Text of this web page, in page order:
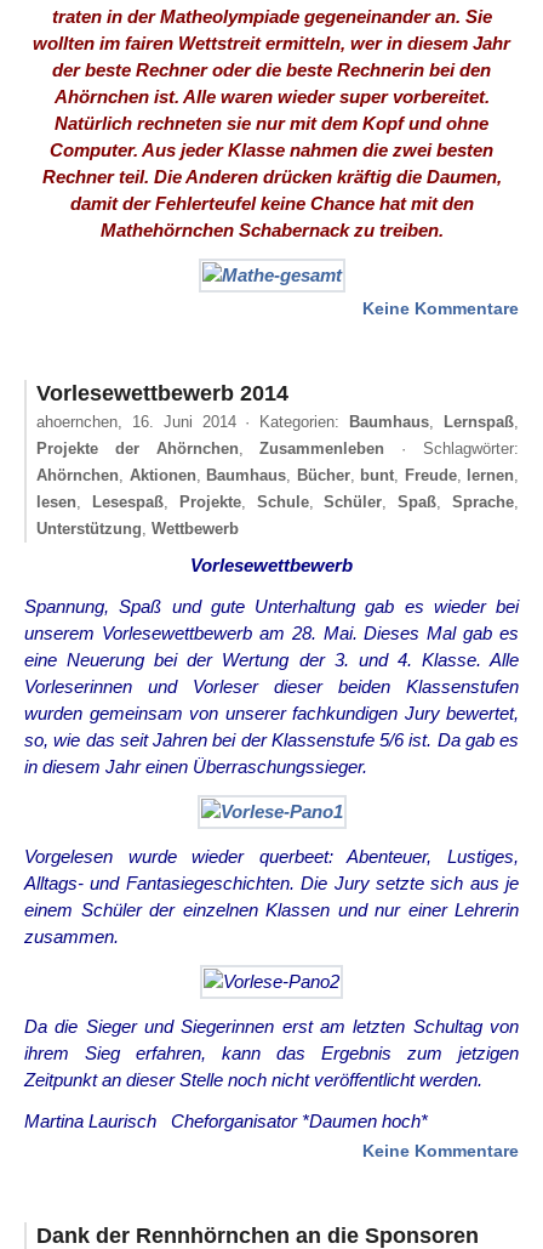
traten in der Matheolympiade gegeneinander an. Sie
wollten im fairen Wettstreit ermitteln, wer in diesem Jahr
der beste Rechner oder die beste Rechnerin bei den
Ahörnchen ist. Alle waren wieder super vorbereitet.
Natürlich rechneten sie nur mit dem Kopf und ohne
Computer. Aus jeder Klasse nahmen die zwei besten
Rechner teil. Die Anderen drücken kräftig die Daumen,
damit der Fehlerteufel keine Chance hat mit den
Mathehörnchen Schabernack zu treiben.
Keine Kommentarezu
Vorlesewettbewerb 2014
ahoernchen, 16. Juni 2014· Kategorien: Baumhaus, Lernspaß,
Projekte der Ahörnchen,Zusammenleben · Schlagwörter:
Ahörnchen, Aktionen, Baumhaus, Bücher, bunt, Freude, lernen,
lesen, Lesespaß, Projekte, Schule,Schüler,Spaß,Sprache,
Unterstützung, Wettbewerb
Vorlesewettbewerb
Spannung, Spaß und gute Unterhaltung gab es wieder bei
unserem Vorlesewettbewerb am 28. Mai. Dieses Mal gab es
eine Neuerung bei der Wertung der 3. und 4. Klasse. Alle
Vorleserinnen und Vorleser dieser beiden Klassenstufen
wurden gemeinsam von unserer fachkundigen Jury bewertet,
so, wie das seit Jahren bei der Klassenstufe 5/6 ist. Da gab es
in diesem Jahr einen Überraschungssieger.
Vorgelesen wurde wieder querbeet: Abenteuer, Lustiges,
Alltags- und Fantasiegeschichten. Die Jury setzte sich aus je
einem Schüler der einzelnen Klassen und nur einer Lehrerin
zusammen.
Da die Sieger und Siegerinnen erst am letzten Schultag von
ihrem Sieg erfahren, kann das Ergebnis zum jetzigen
Zeitpunkt an dieser Stelle noch nicht veröffentlicht werden.
Martina Laurisch Cheforganisator *Daumen hoch*
Keine Kommentarezu
Dank der Rennhörnchen an die Sponsoren